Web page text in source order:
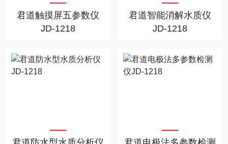
君道触摸屏五参数仪
JD-1218
君道智能消解水质仪
JD-1218